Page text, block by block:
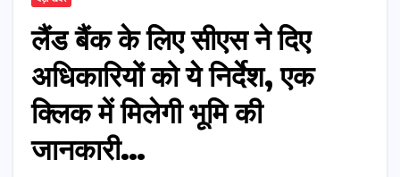
लैंड बैंक के लिए सीएस ने दिए
अधिकारियों को ये निर्देश, एक
क्लिक में मिलेगी भूमि की
जानकारी…